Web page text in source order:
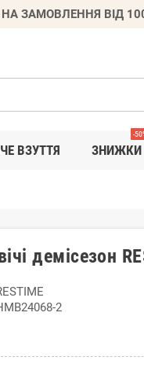
ЗАМОВЛЕННЯ ВІД
ВЗУТТЯ ЗНИЖКИ
-
демісезон
2